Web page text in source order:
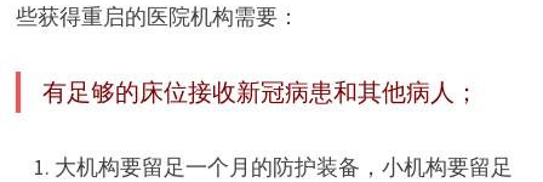
些获得重启的医院机构需要：
有足够的床位接收新冠病患和其他病人；
大机构要留足一个月的防护装备，小机构要留足